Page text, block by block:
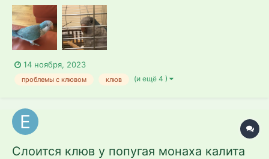
добавила Фото до :
14 ноября, 2023
проблемы с клювом клюв (и ещё 4 )
Слоится клюв у попугая монаха калита